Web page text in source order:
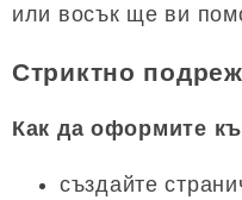
или восък ще ви
Стриктно
Как да оформите
създайте